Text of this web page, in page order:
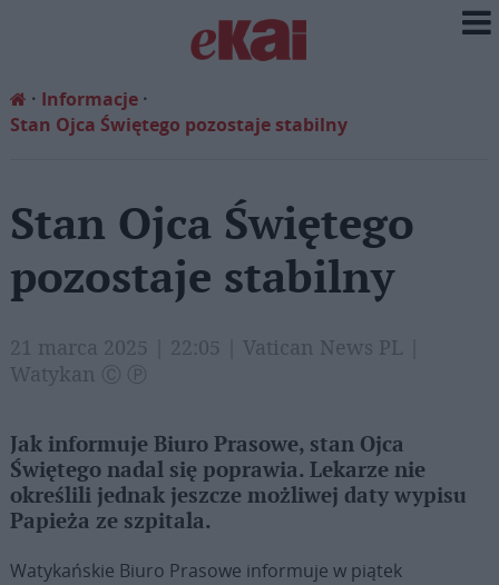
Informacje
Stan Ojca Świętego pozostaje stabilny
Stan Ojca Świętego
pozostaje stabilny
21 marca 2025 | 22:05 | Vatican News PL |
Watykan Ⓒ Ⓟ
Jak informuje Biuro Prasowe, stan Ojca
Świętego nadal się poprawia. Lekarze nie
określili jednak jeszcze możliwej daty wypisu
Papieża ze szpitala.
Watykańskie Biuro Prasowe informuje w piątek